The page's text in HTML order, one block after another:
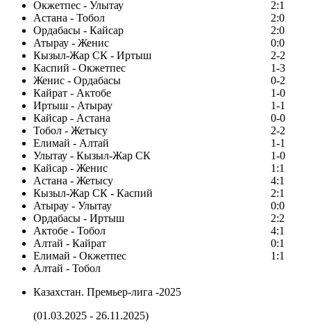
Окжетпес - Улытау
2:1
Астана - Тобол
2:0
Ордабасы - Кайсар
2:0
Атырау - Женис
0:0
Кызыл-Жар СК - Иртыш
2-2
Каспий - Окжетпес
1-3
Женис - Ордабасы
0-2
Кайрат - Актобе
1-0
Иртыш - Атырау
1-1
Кайсар - Астана
0-0
Тобол - Жетысу
2-2
Елимай - Алтай
1-1
Улытау - Кызыл-Жар СК
1-0
Кайсар - Женис
1:1
Астана - Жетысу
4:1
Кызыл-Жар СК - Каспий
2:1
Атырау - Улытау
0:0
Ордабасы - Иртыш
2:2
Актобе - Тобол
4:1
Алтай - Кайрат
0:1
Елимай - Окжетпес
1:1
Алтай - Тобол
Казахстан. Премьер-лига -2025
(01.03.2025 - 26.11.2025)